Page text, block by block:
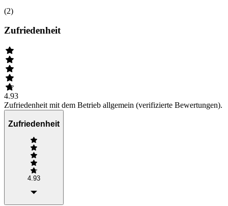
(2)
Zufriedenheit
4.93
Zufriedenheit mit dem Betrieb allgemein (verifizierte Bewertungen).
Zufriedenheit
4.93